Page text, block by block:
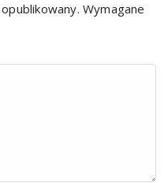
Wymagane